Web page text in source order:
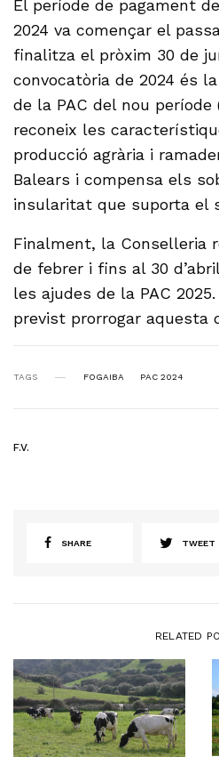
El període de pagament
2024 va començar el
finalitza el pròxim 30 de
convocatòria de 2024 és
de la PAC del nou període
reconeix les
producció agrària i
Balears i compensa els
insularitat que suporta el
Finalment, la Conselleria
de febrer i fins al 30
les ajudes de la PAC
previst prorrogar aquesta
TAGS FOGAIBA PAC 2024
F.V.
SHARE TWEET
RELATED